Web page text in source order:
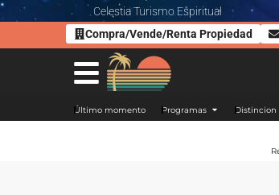
Celestia Turismo Espiritual
Compra/Vende/Renta Propiedad
Último momento Programas Distincion